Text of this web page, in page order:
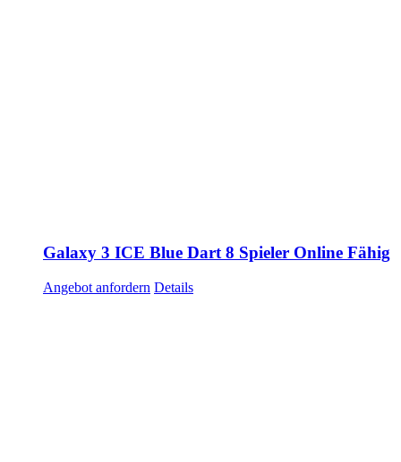
Galaxy 3 ICE Blue Dart 8 Spieler Online Fähig
Angebot anfordern Details